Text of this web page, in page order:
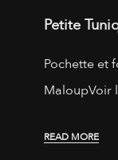
Petite
Pochette et
MaloupVoir
READ MORE